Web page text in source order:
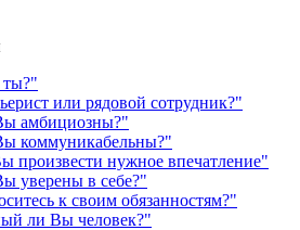
ты?"
или рядовой сотрудник?"
амбициозны?"
коммуникабельны?"
произвести нужное впечатление"
уверены в себе?"
к своим обязанностям?"
ли Вы человек?"